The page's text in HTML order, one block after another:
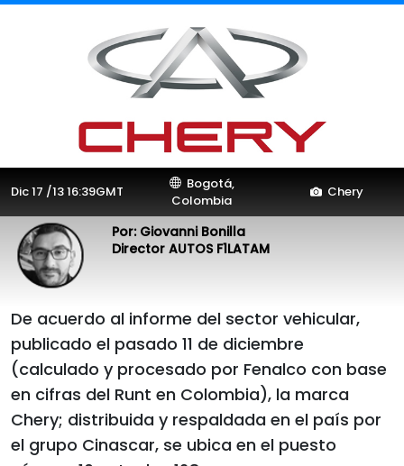
Dic 17 /13 16:39GMT
Bogotá,
Colombia
Chery
Por: Giovanni Bonilla
Director AUTOS F1LATAM
De acuerdo al informe del sector vehicular,
publicado el pasado 11 de diciembre
(calculado y procesado por Fenalco con base
en cifras del Runt en Colombia), la marca
Chery; distribuida y respaldada en el país por
el grupo Cinascar, se ubica en el puesto